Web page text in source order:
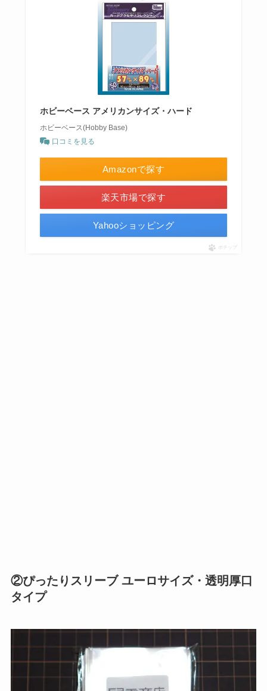
ホビーベース アメリカンサイズ・ハード
ホビーベース(Hobby Base)
口コミを見る
Amazonで探す
楽天市場で探す
Yahooショッピング
ポチップ
②ぴったりスリーブ ユーロサイズ・透明厚口
タイプ